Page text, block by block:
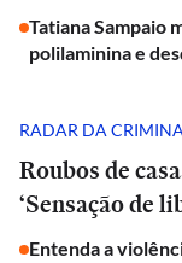
Tatiana Sampaio
polilaminina e
RADAR DA
Roubos de
‘Sensação de
Entenda a